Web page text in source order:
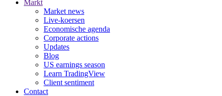
Markt
Market news
Live-koersen
Economische agenda
Corporate actions
Updates
Blog
US earnings season
Learn TradingView
Client sentiment
Contact